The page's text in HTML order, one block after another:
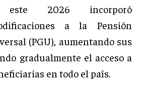
este 2026 incorporó
a la Pensión
(PGU), aumentando sus
gradualmente el acceso a
en todo el país.